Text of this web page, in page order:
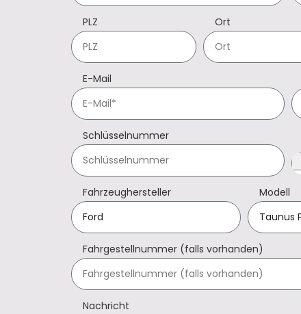
PLZ Ort
E-Mail
Schlüsselnummer
Fahrzeughersteller Modell
Fahrgestellnummer (falls vorhanden)
Nachricht